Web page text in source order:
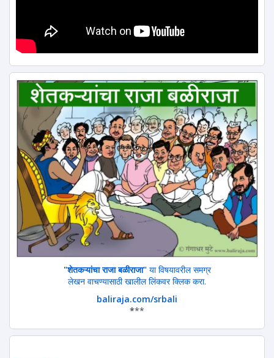
"शेतकऱ्यांचा राजा बळीराजा"या विषयावरील समग्र
लेखन वाचण्यासाठी खालील लिंकवर क्लिक करा.
baliraja.com/srbali
***